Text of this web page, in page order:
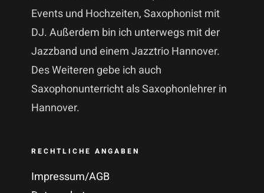
Events und Hochzeiten, Saxophonist mit
DJ. Außerdem bin ich unterwegs mit der
Jazzband und einem Jazztrio Hannover.
Des Weiteren gebe ich auch
Saxophonunterricht als Saxophonlehrer in
Hannover.
RECHTLICHE ANGABEN
Impressum/AGB